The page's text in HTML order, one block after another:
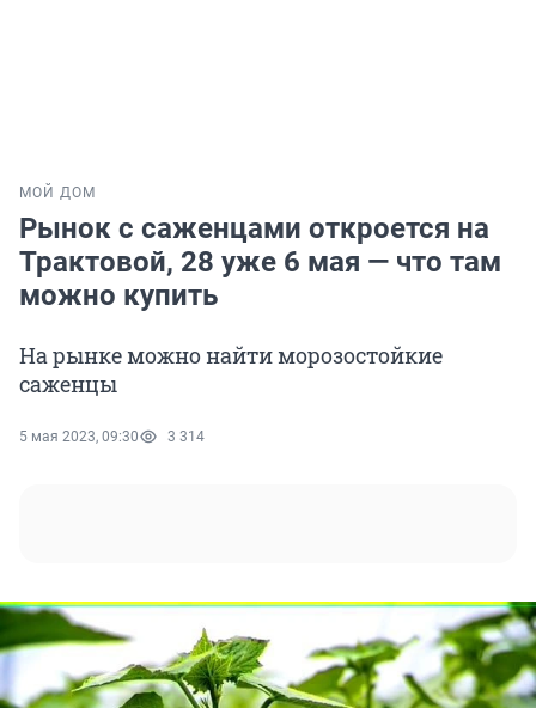
МОЙ ДОМ
Рынок с саженцами откроется на
Трактовой, 28 уже 6 мая — что там
можно купить
На рынке можно найти морозостойкие
саженцы
5 мая 2023, 09:30 3 314